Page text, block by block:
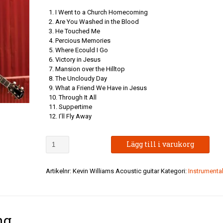
1. I Went to a Church Homecoming
2. Are You Washed in the Blood
3. He Touched Me
4. Percious Memories
5. Where Ecould I Go
6. Victory in Jesus
7. Mansion over the Hilltop
8. The Uncloudy Day
9. What a Friend We Have in Jesus
10. Through It All
11. Suppertime
12. I’ll Fly Away
Kevin
Acoustic
Lägg till i varukorg
Artikelnr: Kevin Williams Acoustic guitar Kategori: Instrumental